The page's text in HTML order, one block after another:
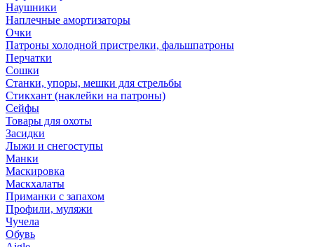
Наушники
Наплечные амортизаторы
Очки
Патроны холодной пристрелки, фальшпатроны
Перчатки
Сошки
Станки, упоры, мешки для стрельбы
Стикхант (наклейки на патроны)
Сейфы
Товары для охоты
Засидки
Лыжи и снегоступы
Манки
Маскировка
Маскхалаты
Приманки с запахом
Профили, муляжи
Чучела
Обувь